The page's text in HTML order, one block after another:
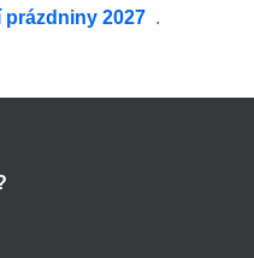
prázdniny 2027 .